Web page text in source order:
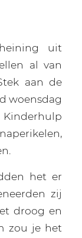
uit
al van
aan de
woensdag
het er
zij
droog en
zou je het